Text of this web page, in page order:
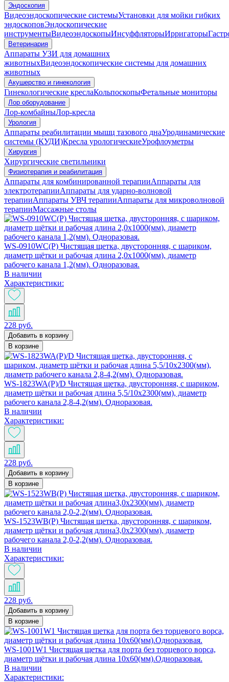
Эндоскопия
Видеоэндоскопические системыУстановки для мойки гибких
эндоскоповЭндоскопические
инструментыВидеоэндоскопыИнсуффляторыИрригаторы
Ветеринария
Аппараты УЗИ для домашних
животныхВидеоэндоскопические системы для домашних
животных
Акушерство и гинекология
Гинекологические креслаКольпоскопыФетальные мониторы
Лор оборудование
Лор-комбайныЛор-кресла
Урология
Аппараты реабилитации мышц тазового днаУродинамические
системы (КУДИ)Кресла урологическиеУрофлоуметры
Хирургия
Хирургические светильники
Физиотерапия и реабилитация
Аппараты для комбинированной терапииАппараты для
электротерапииАппараты для ударно-волновой
терапииАппараты УВЧ терапииАппараты для микроволновой
терапииМассажные столы
WS-0910WC(P) Чистящая щетка, двусторонняя, с шариком,
диаметр щётки и рабочая длина 2,0х1000(мм), диаметр
рабочего канала 1,2(мм). Одноразовая.
В наличии
Характеристики:
228 руб.
Добавить в корзину
В корзине
WS-1823WA(P)/D Чистящая щетка, двусторонняя, с шариком,
диаметр щётки и рабочая длина 5,5/10х2300(мм), диаметр
рабочего канала 2,8-4,2(мм). Одноразовая.
В наличии
Характеристики:
228 руб.
Добавить в корзину
В корзине
WS-1523WB(P) Чистящая щетка, двусторонняя, с шариком,
диаметр щётки и рабочая длина3,0х2300(мм), диаметр
рабочего канала 2,0-2,2(мм). Одноразовая.
В наличии
Характеристики:
228 руб.
Добавить в корзину
В корзине
WS-1001W1 Чистящая щетка для порта без торцевого ворса,
диаметр щётки и рабочая длина 10х60(мм).Одноразовая.
В наличии
Характеристики: